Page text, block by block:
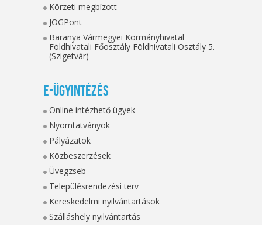
Körzeti megbízott
JOGPont
Baranya Vármegyei Kormányhivatal
Földhivatali Főosztály Földhivatali Osztály 5.
(Szigetvár)
E-ügyintézés
Online intézhető ügyek
Nyomtatványok
Pályázatok
Közbeszerzések
Üvegzseb
Településrendezési terv
Kereskedelmi nyilvántartások
Szálláshely nyilvántartás